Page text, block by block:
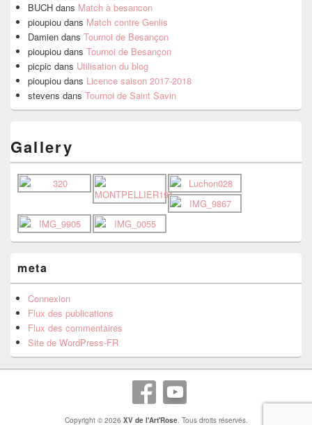
BUCH dans Match à besancon
pioupiou dans Match contre Genlis
Damien dans Tournoi de Besançon
pioupiou dans Tournoi de Besançon
picpic dans Utilisation du blog
pioupiou dans Licence saison 2017-2018
stevens dans Tournoi de Saint Savin
Gallery
meta
Connexion
Flux des publications
Flux des commentaires
Site de WordPress-FR
Copyright © 2026 XV de l'Art'Rose. Tous droits réservés.